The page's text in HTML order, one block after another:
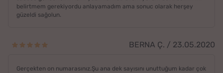
belirtmem gerekiyordu anlayamadım ama sonuc olarak herşey
güzeldi sağolun.
BERNA Ç. / 23.05.2020
Gerçekten on numarasınız.Şu ana dek sayısını unuttuğum kadar çok